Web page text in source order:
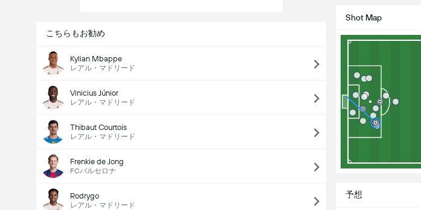
こちらもお勧め
Kylian Mbappe
レアル・マドリード
Vinicius Júnior
レアル・マドリード
Thibaut Courtois
レアル・マドリード
Frenkie de Jong
FCバルセロナ
Rodrygo
レアル・マドリード
Shot Map
予想